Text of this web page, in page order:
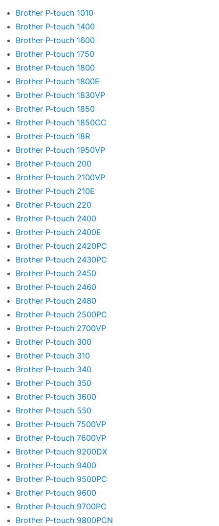
Webáruház értékelés
Kérdezzen
Brother P-touch 1010
Brother P-touch 1400
Brother P-touch 1600
Brother P-touch 1750
Brother P-touch 1800
Brother P-touch 1800E
Brother P-touch 1830VP
Brother P-touch 1850
Brother P-touch 1850CC
Brother P-touch 18R
Brother P-touch 1950VP
Brother P-touch 200
Brother P-touch 2100VP
Brother P-touch 210E
Brother P-touch 220
Brother P-touch 2400
Brother P-touch 2400E
Brother P-touch 2420PC
Brother P-touch 2430PC
Brother P-touch 2450
Brother P-touch 2460
Brother P-touch 2480
Brother P-touch 2500PC
Brother P-touch 2700VP
Brother P-touch 300
Brother P-touch 310
Brother P-touch 340
Brother P-touch 350
Brother P-touch 3600
Brother P-touch 550
Brother P-touch 7500VP
Brother P-touch 7600VP
Brother P-touch 9200DX
Brother P-touch 9400
Brother P-touch 9500PC
Brother P-touch 9600
Brother P-touch 9700PC
Brother P-touch 9800PCN